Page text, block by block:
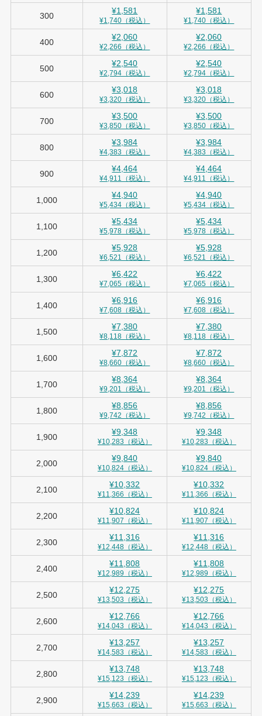
300
¥1,581
¥1,740（税込）
¥1,581
¥1,740（税込）
400
¥2,060
¥2,266（税込）
¥2,060
¥2,266（税込）
500
¥2,540
¥2,794（税込）
¥2,540
¥2,794（税込）
600
¥3,018
¥3,320（税込）
¥3,018
¥3,320（税込）
700
¥3,500
¥3,850（税込）
¥3,500
¥3,850（税込）
800
¥3,984
¥4,383（税込）
¥3,984
¥4,383（税込）
900
¥4,464
¥4,911（税込）
¥4,464
¥4,911（税込）
1,000
¥4,940
¥5,434（税込）
¥4,940
¥5,434（税込）
1,100
¥5,434
¥5,978（税込）
¥5,434
¥5,978（税込）
1,200
¥5,928
¥6,521（税込）
¥5,928
¥6,521（税込）
1,300
¥6,422
¥7,065（税込）
¥6,422
¥7,065（税込）
1,400
¥6,916
¥7,608（税込）
¥6,916
¥7,608（税込）
1,500
¥7,380
¥8,118（税込）
¥7,380
¥8,118（税込）
1,600
¥7,872
¥8,660（税込）
¥7,872
¥8,660（税込）
1,700
¥8,364
¥9,201（税込）
¥8,364
¥9,201（税込）
1,800
¥8,856
¥9,742（税込）
¥8,856
¥9,742（税込）
1,900
¥9,348
¥10,283（税込）
¥9,348
¥10,283（税込）
2,000
¥9,840
¥10,824（税込）
¥9,840
¥10,824（税込）
2,100
¥10,332
¥11,366（税込）
¥10,332
¥11,366（税込）
2,200
¥10,824
¥11,907（税込）
¥10,824
¥11,907（税込）
2,300
¥11,316
¥12,448（税込）
¥11,316
¥12,448（税込）
2,400
¥11,808
¥12,989（税込）
¥11,808
¥12,989（税込）
2,500
¥12,275
¥13,503（税込）
¥12,275
¥13,503（税込）
2,600
¥12,766
¥14,043（税込）
¥12,766
¥14,043（税込）
2,700
¥13,257
¥14,583（税込）
¥13,257
¥14,583（税込）
2,800
¥13,748
¥15,123（税込）
¥13,748
¥15,123（税込）
2,900
¥14,239
¥15,663（税込）
¥14,239
¥15,663（税込）